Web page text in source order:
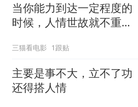
当你能力到达一定程度的
时候，人情世故就不重要
三猫看电影 1跟贴
主要是事不大，立不了功
还得搭人情